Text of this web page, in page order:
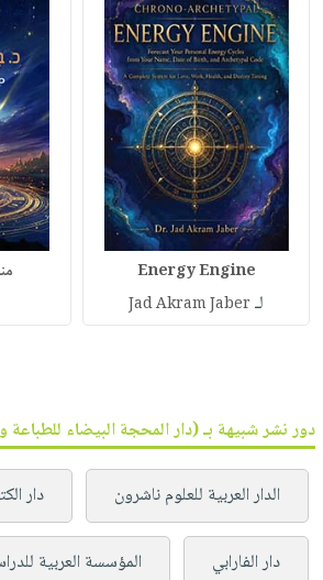
Energy Engine
لـ Jad Akram Jaber
دور نشر شبيهة بـ (دار المحجة البيضاء للطباعة
الدار العربية للعلوم ناشرون دار
دار الفارابي المؤسسة العربية